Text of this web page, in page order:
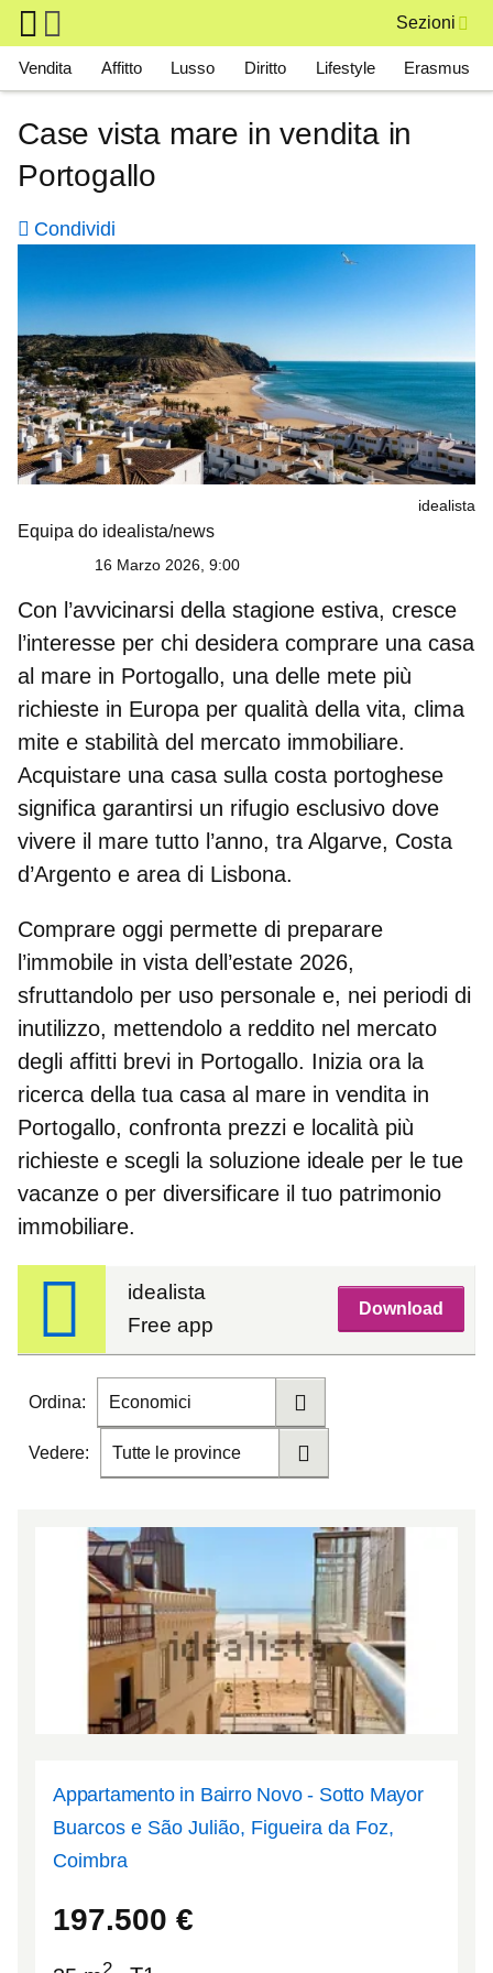
Skip to main content
Sezioni
Main navigation
Vendita Affitto Lusso Diritto Lifestyle Erasmus
Case vista mare in vendita in
Portogallo
Condividi
idealista
Equipa do idealista/news
16 Marzo 2026, 9:00
Con l’avvicinarsi della stagione estiva, cresce
l’interesse per chi desidera comprare una casa
al mare in Portogallo, una delle mete più
richieste in Europa per qualità della vita, clima
mite e stabilità del mercato immobiliare.
Acquistare una casa sulla costa portoghese
significa garantirsi un rifugio esclusivo dove
vivere il mare tutto l’anno, tra Algarve, Costa
d’Argento e area di Lisbona.
Comprare oggi permette di preparare
l’immobile in vista dell’estate 2026,
sfruttandolo per uso personale e, nei periodi di
inutilizzo, mettendolo a reddito nel mercato
degli affitti brevi in Portogallo. Inizia ora la
ricerca della tua casa al mare in vendita in
Portogallo, confronta prezzi e località più
richieste e scegli la soluzione ideale per le tue
vacanze o per diversificare il tuo patrimonio
immobiliare.
idealista
Free app
Download
Ordina: Economici
Vedere: Tutte le province
Appartamento in Bairro Novo - Sotto Mayor
Buarcos e São Julião, Figueira da Foz,
Coimbra
197.500 €
2